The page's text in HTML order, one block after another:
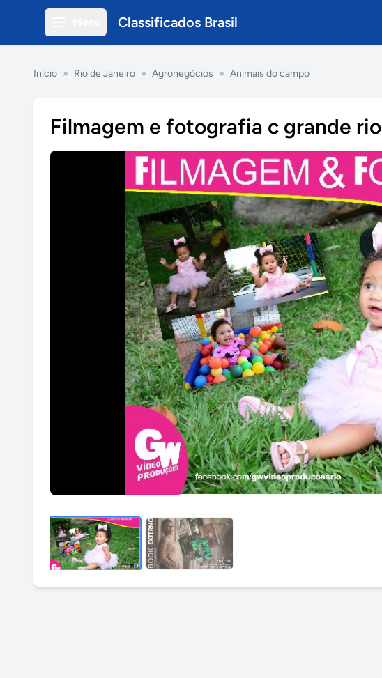
Classificados Brasil
Início » Rio de Janeiro » Agronegócios » Animais do campo
Filmagem e fotografia c grande rio